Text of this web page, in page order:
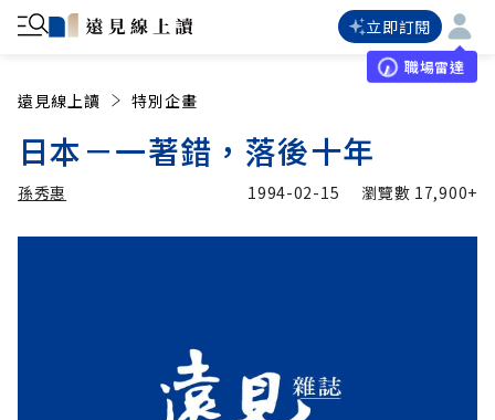
立即訂閱
職場雷達
遠見線上讀 特別企畫
日本－一著錯，落後十年
孫秀惠 1994-02-15 瀏覽數 17,900+